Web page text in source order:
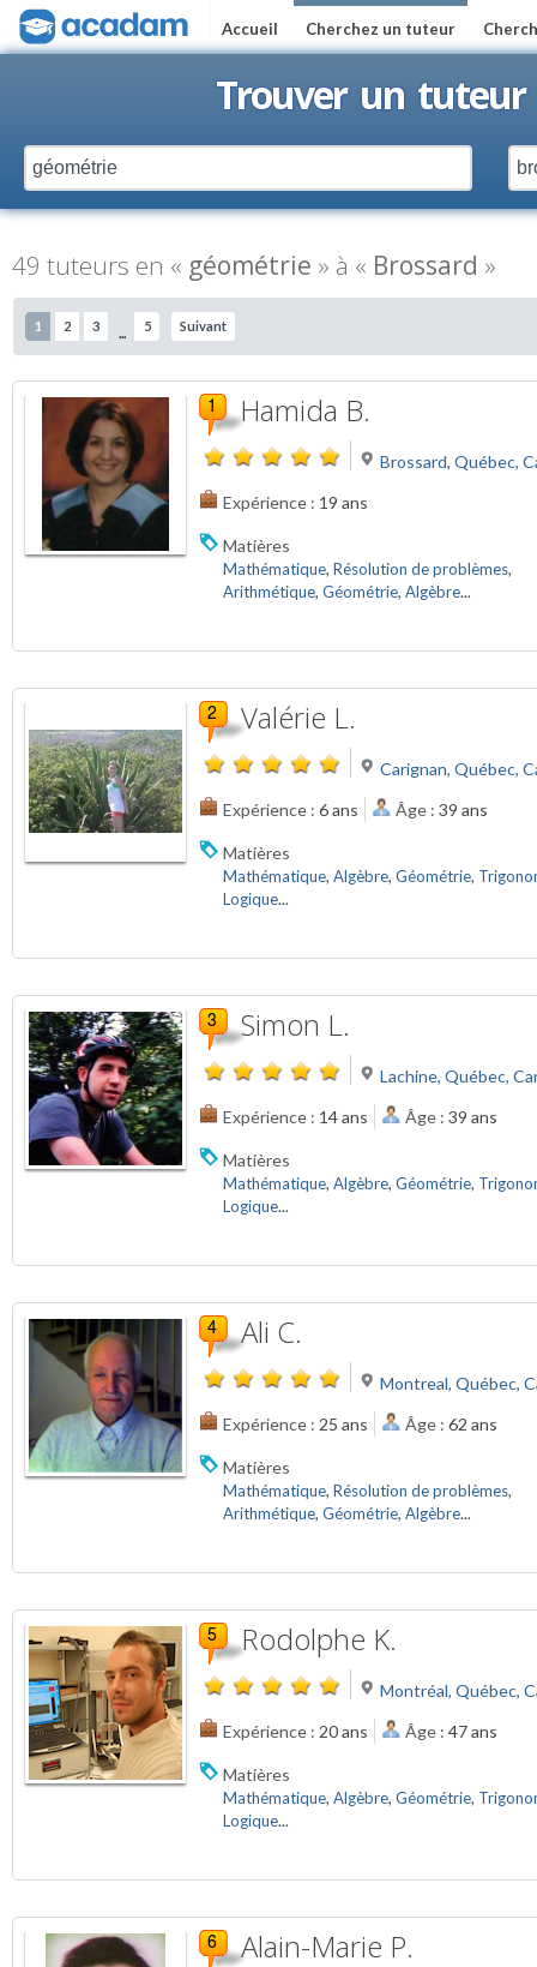
Accueil Cherchez un tuteur
Trouver un tuteur
49 tuteurs en « géométrie » à « Brossard »
1 2 3 ... 5 Suivant
Hamida B.
Brossard, Québec,
Expérience : 19 ans
Matières
Mathématique, Résolution de problèmes,
Arithmétique, Géométrie, Algèbre...
Valérie L.
Carignan, Québec,
Expérience : 6 ans Âge : 39 ans
Matières
Mathématique, Algèbre, Géométrie,
Logique...
Simon L.
Lachine, Québec,
Expérience : 14 ans Âge : 39 ans
Matières
Mathématique, Algèbre, Géométrie,
Logique...
Ali C.
Montreal, Québec,
Expérience : 25 ans Âge : 62 ans
Matières
Mathématique, Résolution de problèmes,
Arithmétique, Géométrie, Algèbre...
Rodolphe K.
Montréal, Québec,
Expérience : 20 ans Âge : 47 ans
Matières
Mathématique, Algèbre, Géométrie,
Logique...
Alain-Marie P.